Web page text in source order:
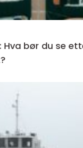
Hva bør du se